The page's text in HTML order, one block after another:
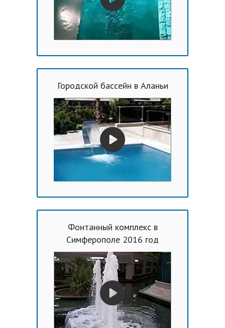
Городской бассейн в Аланьи
Фонтанный комплекс в
Симферополе 2016 год